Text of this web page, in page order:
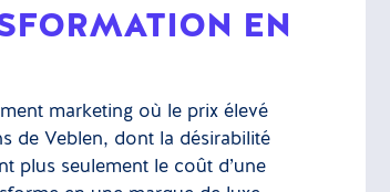
EN
marketing où le prix élevé
de Veblen, dont la désirabilité
plus seulement le coût d’une